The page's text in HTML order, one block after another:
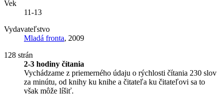
Vek
11-13
Vydavateľstvo
Mladá fronta, 2009
128 strán
2-3 hodiny čítania
Vychádzame z priemerného údaju o rýchlosti čítania 230 slov
za minútu, od knihy ku knihe a čitateľa ku čitateľovi sa to
však môže líšiť.